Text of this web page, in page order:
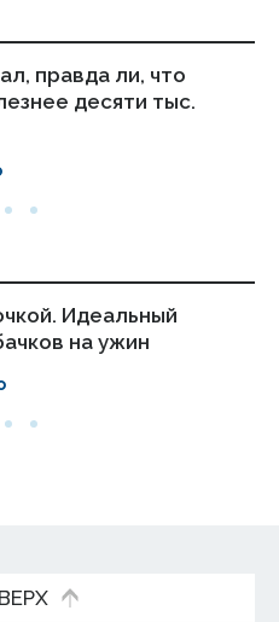
правда ли, что
десяти тыс.
Идеальный
на ужин